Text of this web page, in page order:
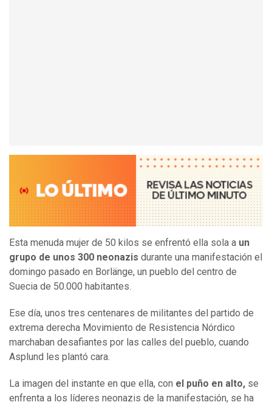
Esta menuda mujer de 50 kilos se enfrentó ella sola a un
grupo de unos 300 neonazis durante una manifestación el
domingo pasado en Borlänge, un pueblo del centro de
Suecia de 50.000 habitantes.
Ese día, unos tres centenares de militantes del partido de
extrema derecha Movimiento de Resistencia Nórdico
marchaban desafiantes por las calles del pueblo, cuando
Asplund les plantó cara.
La imagen del instante en que ella, con el puño en alto, se
enfrenta a los líderes neonazis de la manifestación, se ha